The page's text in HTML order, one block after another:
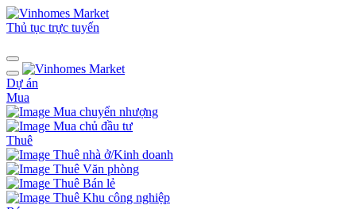
Thủ tục trực tuyến
Dự án
Mua
Mua chuyển nhượng
Mua chủ đầu tư
Thuê
Thuê nhà ở/Kinh doanh
Thuê Văn phòng
Thuê Bán lẻ
Thuê Khu công nghiệp